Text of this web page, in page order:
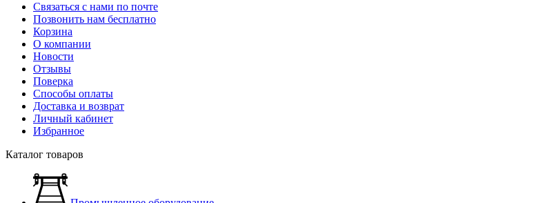
Связаться с нами по почте
Позвонить нам бесплатно
Корзина
О компании
Новости
Отзывы
Поверка
Способы оплаты
Доставка и возврат
Личный кабинет
Избранное
Каталог товаров